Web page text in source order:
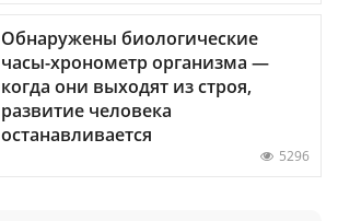
Обнаружены биологические
часы-хронометр организма —
когда они выходят из строя,
развитие человека
останавливается
5296